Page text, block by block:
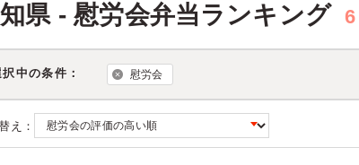
県 - 慰労会弁当ランキング 6
択中の条件： 慰労会
え：